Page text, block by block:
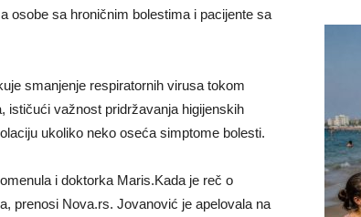
osobe sa hroničnim bolestima i pacijente sa
smanjenje respiratornih virusa tokom
ističući važnost pridržavanja higijenskih
ukoliko neko oseća simptome bolesti.
i doktorka Maris.Kada je reč o
prenosi Nova.rs. Jovanović je apelovala na